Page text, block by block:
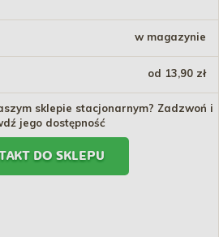
w magazynie
od 13,90 zł
sklepie stacjonarnym? Zadzwoń i
jego dostępność
DO SKLEPU